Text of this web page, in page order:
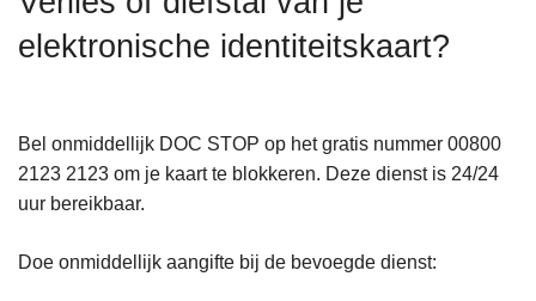
elektronische identiteitskaart?
Bel onmiddellijk DOC STOP op het gratis nummer 00800
2123 2123 om je kaart te blokkeren. Deze dienst is 24/24
uur bereikbaar.
Doe onmiddellijk aangifte bij de bevoegde dienst: